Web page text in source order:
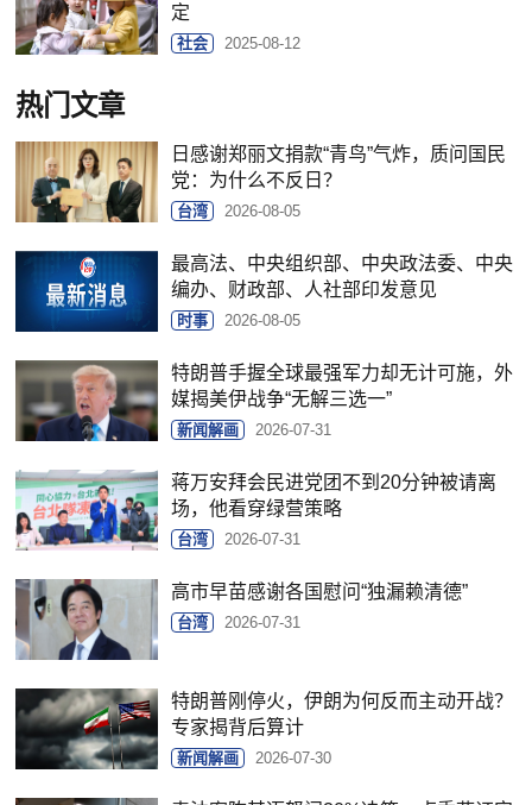
定
社会 2025-08-12
热门文章
日感谢郑丽文捐款“青鸟”气炸，质问国民
党：为什么不反日？
台湾 2026-08-05
最高法、中央组织部、中央政法委、中央
编办、财政部、人社部印发意见
时事 2026-08-05
特朗普手握全球最强军力却无计可施，外
媒揭美伊战争“无解三选一”
新闻解画 2026-07-31
蒋万安拜会民进党团不到20分钟被请离
场，他看穿绿营策略
台湾 2026-07-31
高市早苗感谢各国慰问“独漏赖清德”
台湾 2026-07-31
特朗普刚停火，伊朗为何反而主动开战？
专家揭背后算计
新闻解画 2026-07-30